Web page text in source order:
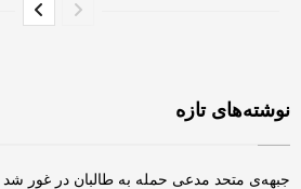
نوشته‌های تازه
جبهه‌ی متحد مدعی حمله به طالبان در غور شد